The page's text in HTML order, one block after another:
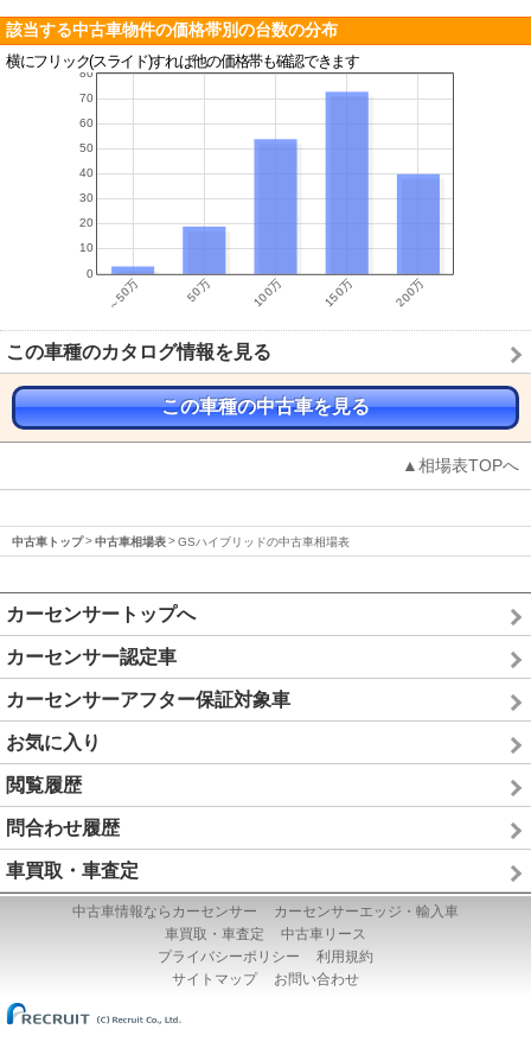
該当する中古車物件の価格帯別の台数の分布
横にフリック(スライド)すれば他の価格帯も確認できます
この車種のカタログ情報を見る
この車種の中古車を見る
▲相場表TOPへ
中古車トップ 中古車相場表 GSハイブリッドの中古車相場表
カーセンサートップへ
カーセンサー認定車
カーセンサーアフター保証対象車
お気に入り
閲覧履歴
問合わせ履歴
車買取・車査定
中古車情報ならカーセンサー
カーセンサーエッジ・輸入車
車買取・車査定
中古車リース
プライバシーポリシー
利用規約
サイトマップ
お問い合わせ